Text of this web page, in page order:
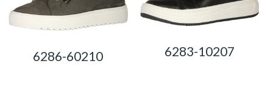
6286-60210 6283-10207